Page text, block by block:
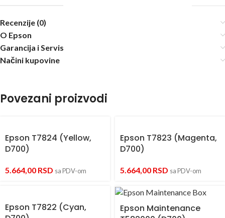
Recenzije (0)
O Epson
Garancija i Servis
Načini kupovine
Povezani proizvodi
Epson T7824 (Yellow,
D700)
5.664,00 RSD sa PDV-om
Epson T7823 (Magenta,
D700)
5.664,00 RSD sa PDV-om
Epson T7822 (Cyan,
Epson Maintenance